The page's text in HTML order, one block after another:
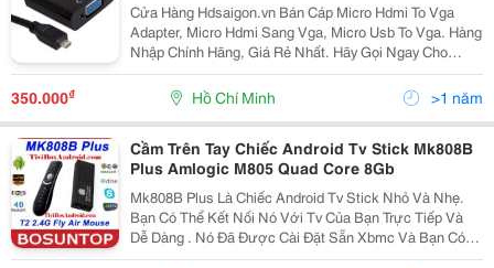
Cửa Hàng Hdsaigon.vn Bán Cáp Micro Hdmi To Vga
Adapter, Micro Hdmi Sang Vga, Micro Usb To Vga. Hàng
Nhập Chính Hãng, Giá Rẻ Nhất. Hãy Gọi Ngay Cho
Chúng Tôi 0907101784 Để Được Tư Vấn, Giao Hàng
Miễn Phí Tận Nơi Nhanh Nhất Sau 30 Phút Đặt Hàng.
350.000₫ Hồ Chí Minh >1 năm
Cầm Trên Tay Chiếc Android Tv Stick Mk808B
Plus Amlogic M805 Quad Core 8Gb
Mk808B Plus Là Chiếc Android Tv Stick Nhỏ Và Nhẹ.
Bạn Có Thể Kết Nối Nó Với Tv Của Bạn Trực Tiếp Và
Dễ Dàng . Nó Đã Được Cài Đặt Sẵn Xbmc Và Bạn Có
Thể Tải Về Các Gói Plug-In Mà Không Phải Trả Tiền